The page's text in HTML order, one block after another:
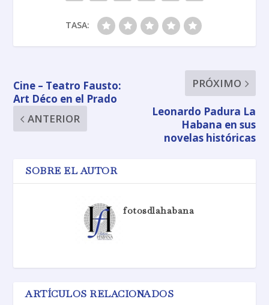
TASA:
Cine – Teatro Fausto:
Art Déco en el Prado
ANTERIOR
PRÓXIMO
Leonardo Padura La
Habana en sus
novelas históricas
SOBRE EL AUTOR
fotosdlahabana
ARTÍCULOS RELACIONADOS